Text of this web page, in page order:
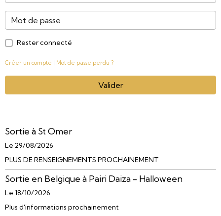
Rester connecté
Créer un compte Mot de passe perdu ?
Valider
Sortie à St Omer
Le 29/08/2026
PLUS DE RENSEIGNEMENTS PROCHAINEMENT
Sortie en Belgique à Pairi Daiza - Halloween
Le 18/10/2026
Plus d'informations prochainement